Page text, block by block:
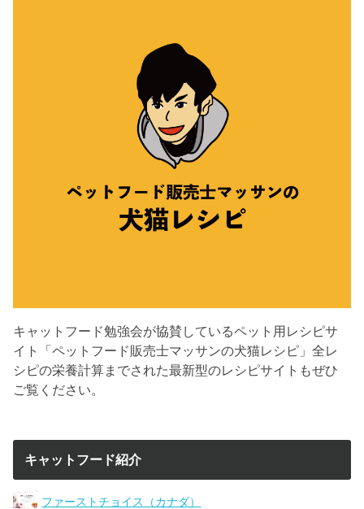
キャットフード勉強会が協賛しているペット用レシピサ
イト「ペットフード販売士マッサンの犬猫レシピ」全レ
シピの栄養計算までされた最新型のレシピサイトもぜひ
ご覧ください。
キャットフード紹介
ファーストチョイス（カナダ）